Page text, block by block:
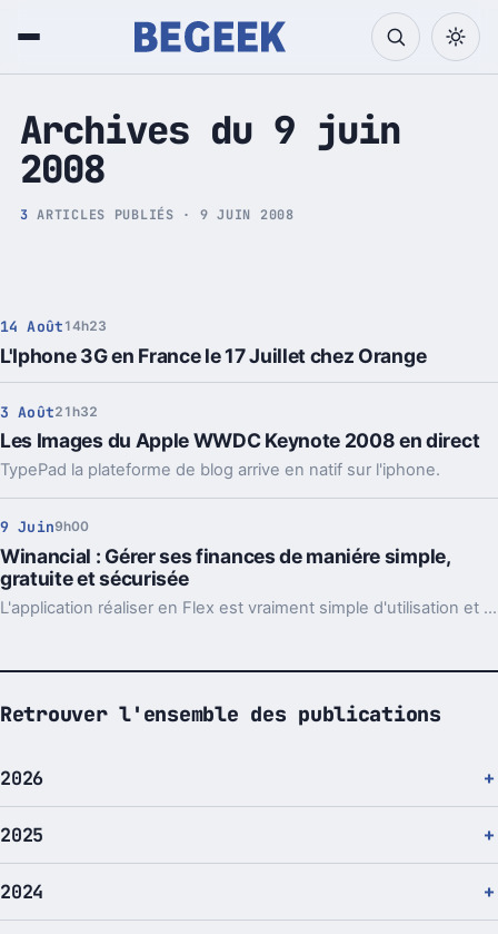
Tech et Pop culture
Archives du 9 juin
2008
3 ARTICLES PUBLIÉS · 9 JUIN 2008
14 Août 14h23
L'Iphone 3G en France le 17 Juillet chez Orange
3 Août21h32
Les Images du Apple WWDC Keynote 2008 en direct
TypePad la plateforme de blog arrive en natif sur l'iphone.
9 Juin9h00
Winancial : Gérer ses finances de maniére simple,
gratuite et sécurisée
L'application réaliser en Flex est vraiment simple d'utilisation et vous permet en quelques cliquede suivre et d'optimiser toutes vos finances (budget, revenus, dépenses, crédits, patrimoine,…).
Retrouver l'ensemble des publications
2026
2025
2024